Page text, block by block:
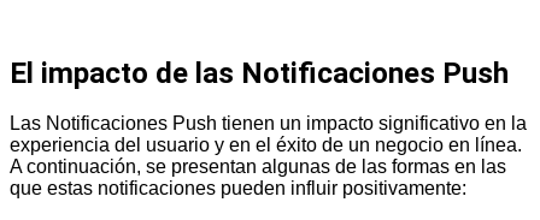
El impacto de las Notificaciones Push
Las Notificaciones Push tienen un impacto significativo en la
experiencia del usuario y en el éxito de un negocio en línea.
A continuación, se presentan algunas de las formas en las
que estas notificaciones pueden influir positivamente: